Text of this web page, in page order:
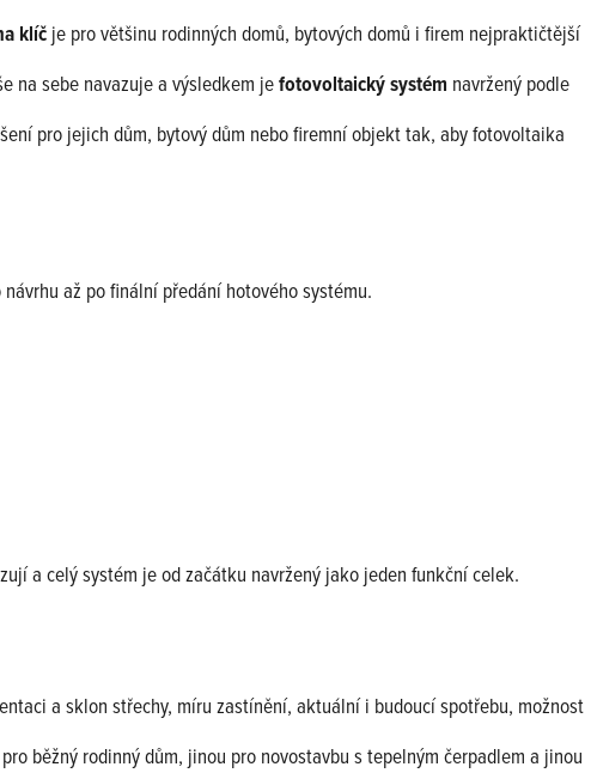
klíč je pro většinu rodinných domů, bytových domů i firem nejpraktičtější
na sebe navazuje a výsledkem jefotovoltaický systém navržený podle
pro jejich dům, bytový dům nebo firemní objekt tak, aby fotovoltaika
až po finální předání hotového systému.
a celý systém je od začátku navržený jako jeden funkční celek.
a sklon střechy, míru zastínění, aktuální i budoucí spotřebu, možnost
běžný rodinný dům, jinou pro novostavbu s tepelným čerpadlem a jinou